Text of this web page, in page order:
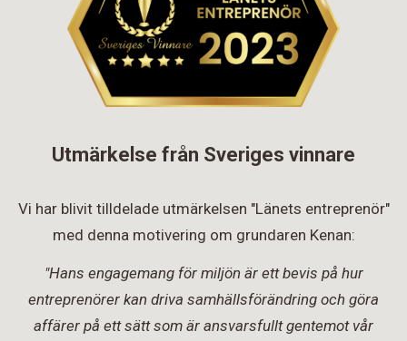
Utmärkelse från Sveriges vinnare
Vi har blivit tilldelade utmärkelsen "Länets entreprenör"
med denna motivering om grundaren Kenan:
"Hans engagemang för miljön är ett bevis på hur
entreprenörer kan driva samhällsförändring och göra
affärer på ett sätt som är ansvarsfullt gentemot vår